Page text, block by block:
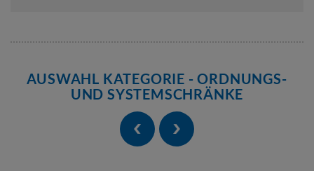
AUSWAHL KATEGORIE - ORDNUNGS-
UND SYSTEMSCHRÄNKE